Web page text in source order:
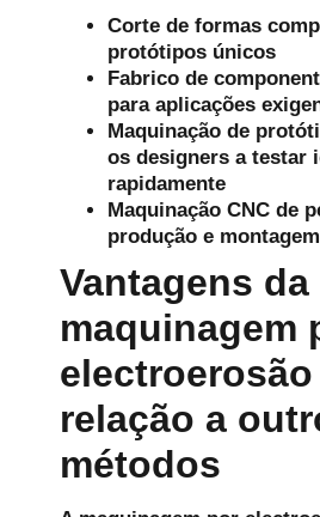
Corte de formas
protótipos únicos
Fabrico de
para aplicações
Maquinação de
os designers a testar
rapidamente
Maquinação CNC de
produção e montagem
Vantagens da
maquinagem
relação a
métodos